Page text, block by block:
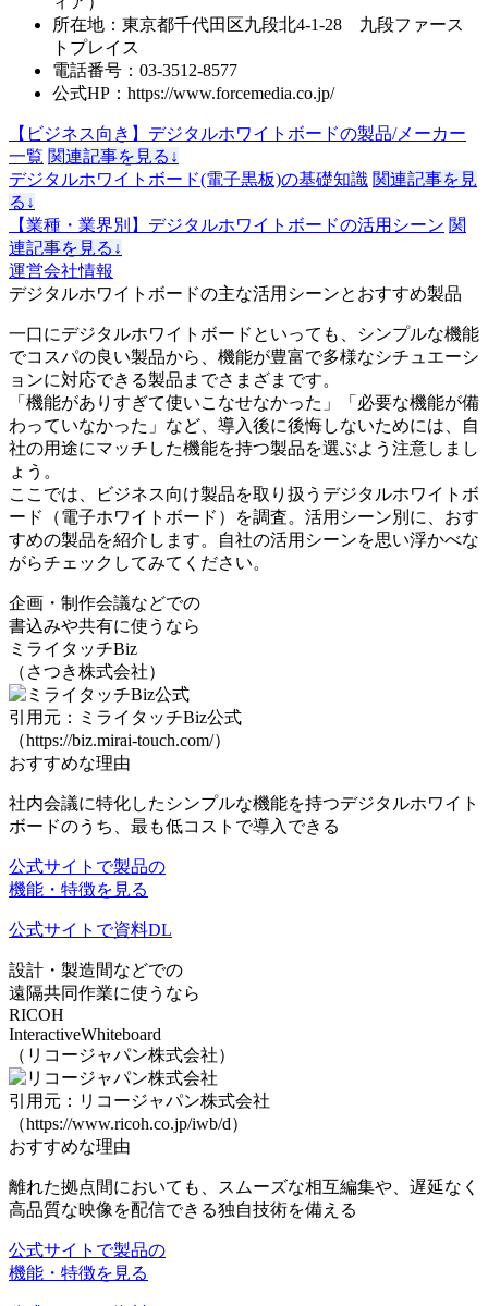
所在地：東京都千代田区九段北4-1-28 九段ファース
トプレイス
電話番号：03-3512-8577
公式HP：https://www.forcemedia.co.jp/
【ビジネス向き】デジタルホワイトボードの製品/メーカー
一覧 関連記事を見る↓
デジタルホワイトボード(電子黒板)の基礎知識 関連記事を見
る↓
【業種・業界別】デジタルホワイトボードの活用シーン 関
連記事を見る↓
運営会社情報
デジタルホワイトボードの主な活用シーンとおすすめ製品
一口にデジタルホワイトボードといっても、シンプルな機能
でコスパの良い製品から、機能が豊富で多様なシチュエーシ
ョンに対応できる製品までさまざまです。
「機能がありすぎて使いこなせなかった」「必要な機能が備
わっていなかった」など、 導入後に後悔しないためには、自
社の用途にマッチした機能を持つ製品を選ぶよう注意しまし
ょう。
ここでは、ビジネス向け製品を取り扱うデジタルホワイトボ
ード（電子ホワイトボード）を調査。活用シーン別に、おす
すめの製品を紹介します。自社の活用シーンを思い浮かべな
がらチェックしてみてください。
企画・制作会議などでの
書込みや共有に使うなら
ミライタッチBiz
（さつき株式会社）
引用元：ミライタッチBiz公式
（https://biz.mirai-touch.com/）
おすすめな理由
社内会議に特化したシンプルな機能を持つデジタルホワイト
ボードのうち、 最も低コスト で導入できる
公式サイトで製品の
機能・特徴を見る
公式サイトで資料DL
設計・製造間などでの
遠隔共同作業に使うなら
RICOH
InteractiveWhiteboard
（リコージャパン株式会社）
引用元：リコージャパン株式会社
（https://www.ricoh.co.jp/iwb/d）
おすすめな理由
離れた拠点間においても、 スムーズな相互編集や、 遅延なく
高品質な映像を配信できる独自技術を備える
公式サイトで製品の
機能・特徴を見る